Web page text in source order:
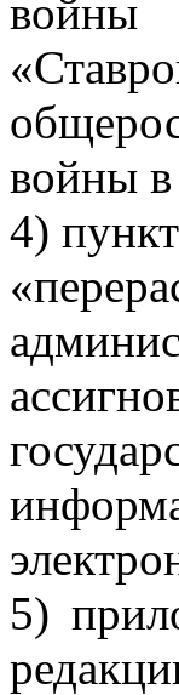
войны
4)
5)